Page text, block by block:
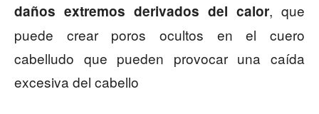
daños extremos derivados del calor, que
puede crear poros ocultos en el cuero
cabelludo que pueden provocar una caída
excesiva del cabello